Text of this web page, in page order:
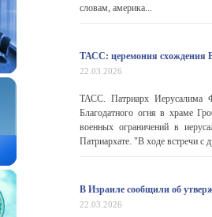
словам, америка...
ТАСС: церемония схождения
22.03.2026
ТАСС. Патриарх Иерусалима
Благодатного огня в храме
военных ограничений в
Патриархате. "В ходе встречи
В Израиле сообщили об
22.03.2026